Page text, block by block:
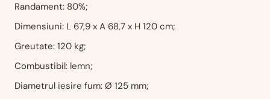
Randament: 80%;
Dimensiuni: L 67,9 x A 68,7 x H 120 cm;
Greutate: 120 kg;
Combustibil: lemn;
Diametrul iesire fum: Ø 125 mm;